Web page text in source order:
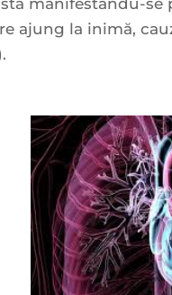
manifestându-se
ajung la inimă,